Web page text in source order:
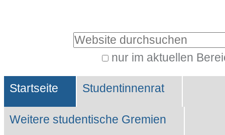
Website durchsuchen
nur im aktuellen
Suche…
Sektionen
Startseite Studentinnenrat
Weitere studentische Gremien